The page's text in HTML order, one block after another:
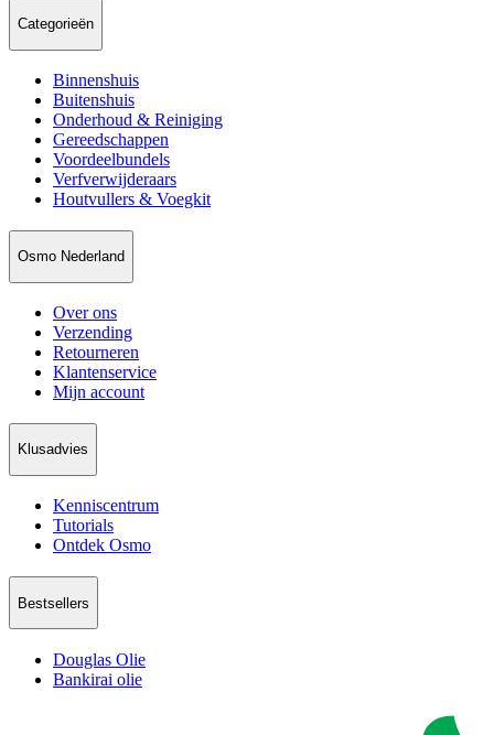
Categorieën
Binnenshuis
Buitenshuis
Onderhoud & Reiniging
Gereedschappen
Voordeelbundels
Verfverwijderaars
Houtvullers & Voegkit
Osmo Nederland
Over ons
Verzending
Retourneren
Klantenservice
Mijn account
Klusadvies
Kenniscentrum
Tutorials
Ontdek Osmo
Bestsellers
Douglas Olie
Bankirai olie